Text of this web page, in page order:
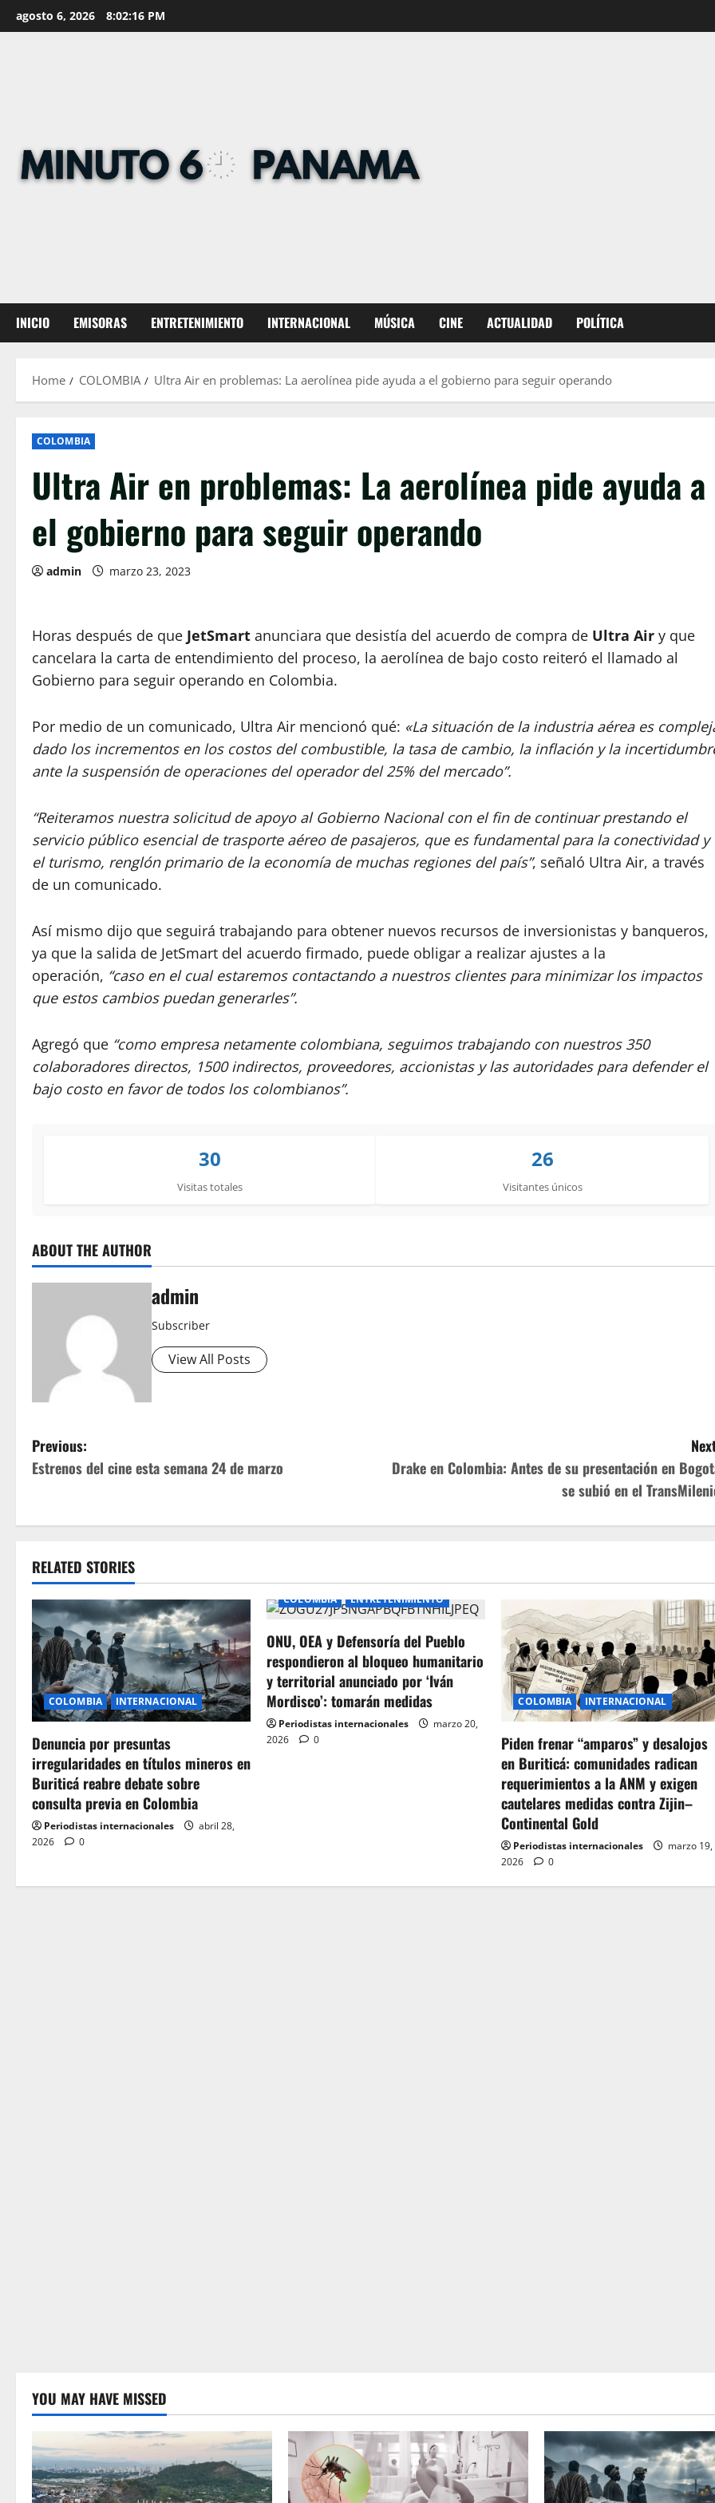
to
agosto 6, 2026 8:02:17 PM
INICIO EMISORAS ENTRETENIMIENTO INTERNACIONAL MÚSICA CINE ACTUALIDAD POLÍTICA
Home COLOMBIA Ultra Air en problemas: La aerolínea pide ayuda a el gobierno para seguir operando
COLOMBIA
Ultra Air en problemas: La aerolínea pide ayuda a
el gobierno para seguir operando
admin marzo 23, 2023
Horas después de que JetSmart anunciara que desistía del acuerdo de compra de Ultra Air y que
cancelara la carta de entendimiento del proceso, la aerolínea de bajo costo reiteró el llamado al
Gobierno para seguir operando en Colombia.
Por medio de un comunicado, Ultra Air mencionó qué: «La situación de la industria aérea es
dado los incrementos en los costos del combustible, la tasa de cambio, la inflación y la
ante la suspensión de operaciones del operador del 25% del mercado”.
“Reiteramos nuestra solicitud de apoyo al Gobierno Nacional con el fin de continuar prestando el
servicio público esencial de trasporte aéreo de pasajeros, que es fundamental para la conectividad y
el turismo, renglón primario de la economía de muchas regiones del país”, señaló Ultra Air, a través
de un comunicado.
Así mismo dijo que seguirá trabajando para obtener nuevos recursos de inversionistas y banqueros,
ya que la salida de JetSmart del acuerdo firmado, puede obligar a realizar ajustes a la
operación, “caso en el cual estaremos contactando a nuestros clientes para minimizar los impactos
que estos cambios puedan generarles”.
Agregó que “como empresa netamente colombiana, seguimos trabajando con nuestros 350
colaboradores directos, 1500 indirectos, proveedores, accionistas y las autoridades para defender el
bajo costo en favor de todos los colombianos”.
30
Visitas totales
26
Visitantes únicos
ABOUT THE AUTHOR
admin
Subscriber
View All Posts
P
o
s
n
a
v
i
g
a
t
i
o
n
Previous:
Estrenos del cine esta semana 24 de marzo
Drake en Colombia: Antes de su presentación en
se subió en el
RELATED STORIES
COLOMBIA INTERNACIONAL
Denuncia por presuntas
irregularidades en títulos mineros en
Buriticá reabre debate sobre
consulta previa en Colombia
Periodistas internacionales
abril 28,
2026
0
COLOMBIA ENTRETENIMIENTO
ONU, OEA y Defensoría del Pueblo
respondieron al bloqueo humanitario
y territorial anunciado por ‘Iván
Mordisco’: tomarán medidas
Periodistas internacionales
marzo 20,
2026
0
COLOMBIA INTERNACIONAL
Piden frenar “amparos” y desalojos
en Buriticá: comunidades radican
requerimientos a la ANM y exigen
cautelares medidas contra Zijin–
Continental Gold
Periodistas internacionales
marzo 19,
2026
0
YOU MAY HAVE MISSED